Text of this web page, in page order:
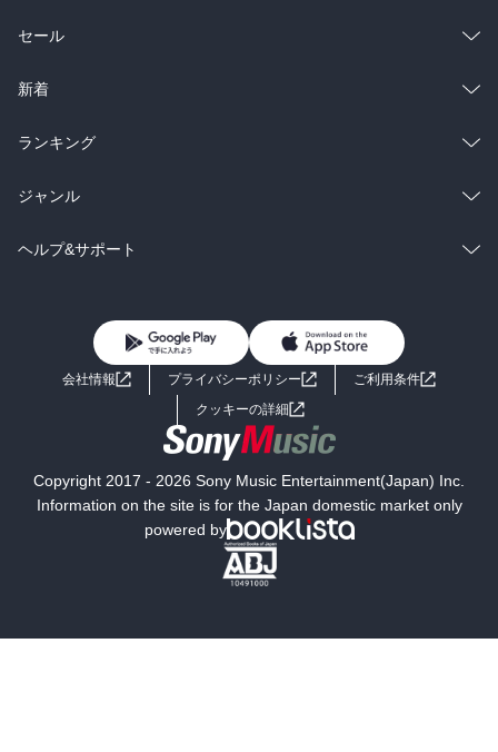
総合
ラノベ
雑誌・グラビア
BL・TL
セール
総合
ラノベ
雑誌・グラビア
BL・TL
新着
総合
ラノベ
雑誌・グラビア
ランキング
総合
ラノベ
ジャンル
コミック
ライトノベル 男子向けラノベ
小説
海外小説
ミステリー SF
文学
ヘルプ&サポート
よくあるご質問 お問い合わせ
会社情報 プライバシーポリシー
ご利用条件
クッキーの詳細
Copyright 2017 - 2026 Sony Music Entertainment(Japan) Inc.
Information on the site is for the Japan domestic market only
powered by